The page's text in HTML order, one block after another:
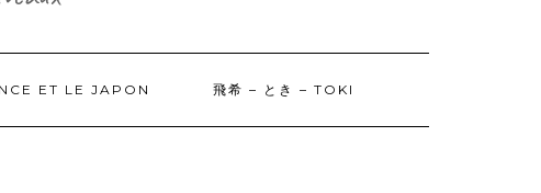
ET LE JAPON 飛希 – とき – TOKI